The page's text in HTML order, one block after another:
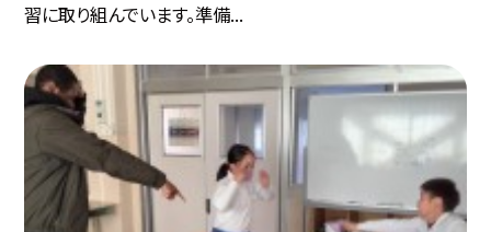
習に取り組んでいます。準備...